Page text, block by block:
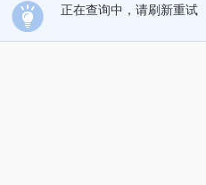
正在查询中，请刷新重试